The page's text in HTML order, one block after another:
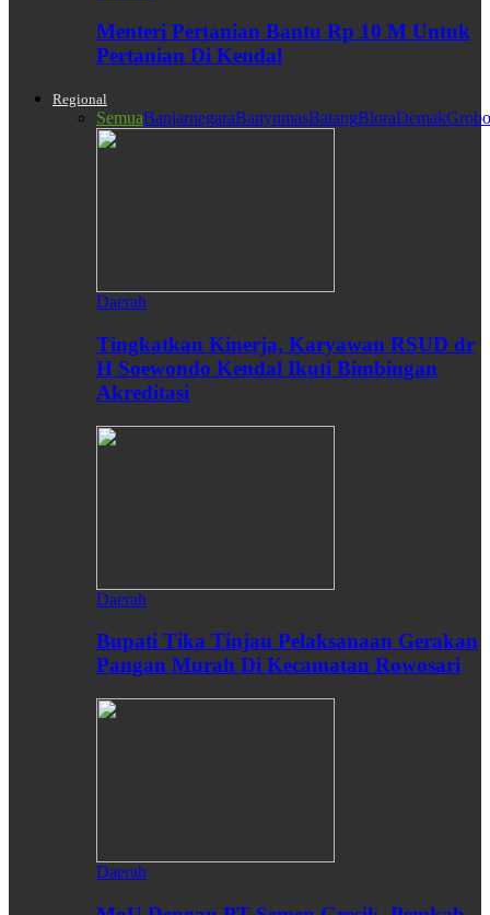
Menteri Pertanian Bantu Rp 10 M Untuk
Pertanian Di Kendal
Regional
SemuaBanjarnegaraBanyumasBatangBloraDemak
Daerah
Tingkatkan Kinerja, Karyawan RSUD dr
H Soewondo Kendal Ikuti Bimbingan
Akreditasi
Daerah
Bupati Tika Tinjau Pelaksanaan Gerakan
Pangan Murah Di Kecamatan Rowosari
Daerah